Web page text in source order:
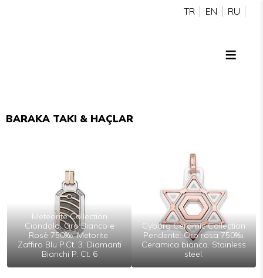
TR EN RU
BARAKA TAKI & HAÇLAR
Meteorite Collection
Ciondolo. Oro Bianco e
Rosè 750‰. Metorite.
Zaffiro Blu P.Ct. 3. Diamanti
Bianchi P. Ct. 6
Cyborg Ceramic Collection
Pendente. Oro rosa 750‰.
Ceramica bianca. Stainless
steel.